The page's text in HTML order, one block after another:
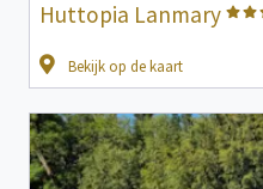
Huttopia Lanmary
Bekijk op de kaart